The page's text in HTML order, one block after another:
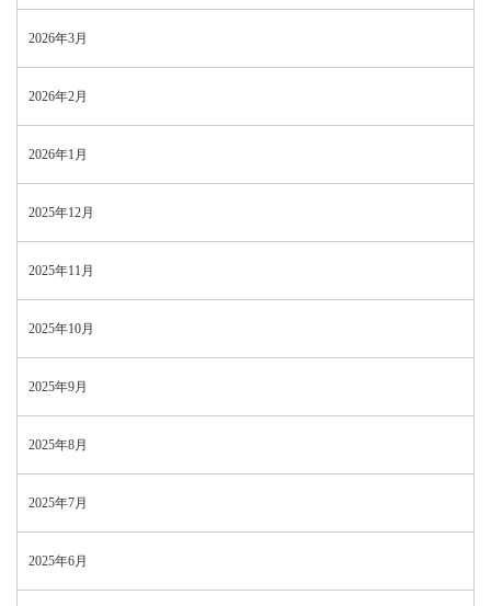
2026年3月
2026年2月
2026年1月
2025年12月
2025年11月
2025年10月
2025年9月
2025年8月
2025年7月
2025年6月